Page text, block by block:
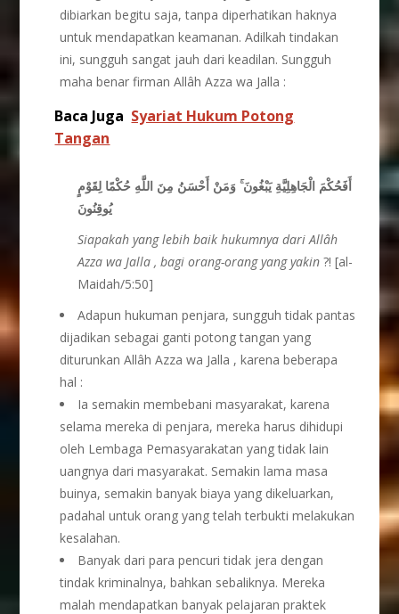
dibiarkan begitu saja, tanpa diperhatikan haknya
untuk mendapatkan keamanan. Adilkah tindakan
ini, sungguh sangat jauh dari keadilan. Sungguh
maha benar firman Allâh Azza wa Jalla :
Baca Juga Syariat Hukum Potong
Tangan
أَفَحُكْمَ الْجَاهِلِيَّةِ يَبْغُونَ ۚ وَمَنْ أَحْسَنُ مِنَ اللَّهِ حُكْمًا لِقَوْمٍ
يُوقِنُونَ
Siapakah yang lebih baik hukumnya dari Allâh
Azza wa Jalla , bagi orang-orang yang yakin ?! [al-
Maidah/5:50]
Adapun hukuman penjara, sungguh tidak pantas
dijadikan sebagai ganti potong tangan yang
diturunkan Allâh Azza wa Jalla , karena beberapa
hal :
Ia semakin membebani masyarakat, karena
selama mereka di penjara, mereka harus dihidupi
oleh Lembaga Pemasyarakatan yang tidak lain
uangnya dari masyarakat. Semakin lama masa
buinya, semakin banyak biaya yang dikeluarkan,
padahal untuk orang yang telah terbukti melakukan
kesalahan.
Banyak dari para pencuri tidak jera dengan
tindak kriminalnya, bahkan sebaliknya. Mereka
malah mendapatkan banyak pelajaran praktek